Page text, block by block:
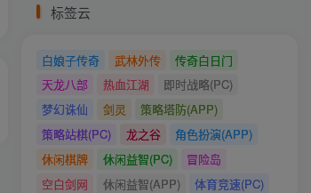
标签云
白娘子传奇 武林外传
传奇白日门
天龙八部
热血江湖
即时战略(PC)
梦幻诛仙
剑灵
策略塔防(APP)
策略站棋(PC)
龙之谷
角色扮演(APP)
休闲棋牌
休闲益智(PC)
冒险岛
空白剑网
休闲益智(APP)
体育竞速(PC)